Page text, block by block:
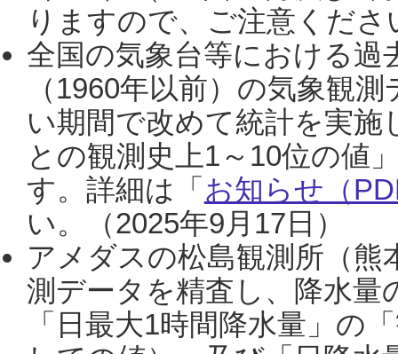
りますので、ご注意くだ
全国の気象台等における過
（1960年以前）の気象観
い期間で改めて統計を実
との観測史上1～10位の値
す。詳細は「 お知らせ（
い。（2025年9月17日）
アメダスの松島観測所（熊
測データを精査し、降水
「日最大1時間降水量」の